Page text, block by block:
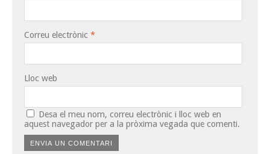
Correu electrònic *
Lloc web
Desa el meu nom, correu electrònic i lloc web en
aquest navegador per a la pròxima vegada que comenti.